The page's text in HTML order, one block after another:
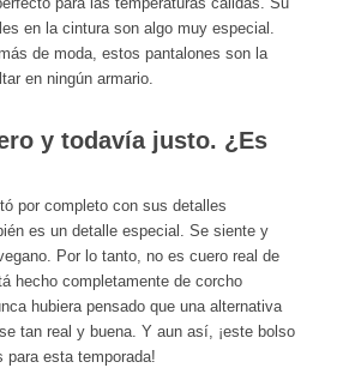
en la cintura son algo muy especial.
de moda, estos pantalones son la
en ningún armario.
y todavía justo. ¿Es
por completo con sus detalles
es un detalle especial. Se siente y
Por lo tanto, no es cuero real de
hecho completamente de corcho
hubiera pensado que una alternativa
tan real y buena. Y aun así, ¡este bolso
esta temporada!